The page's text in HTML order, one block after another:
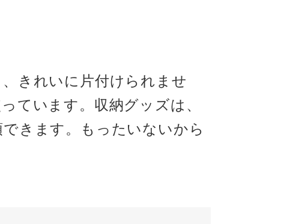
きれいに片付けられませ
ています。収納グッズは、
きます。もったいないから